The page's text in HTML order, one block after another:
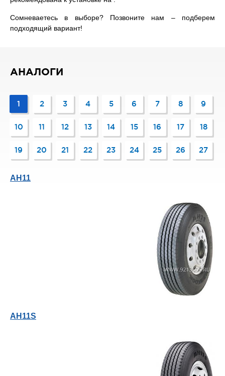
Сомневаетесь в выборе? Позвоните нам – подберем
подходящий вариант!
АНАЛОГИ
1 2 3 4 5 6 7 8 9
10 11 12 13 14 15 16 17 18
19 20 21 22 23 24 25 26 27
AH11
AH11S